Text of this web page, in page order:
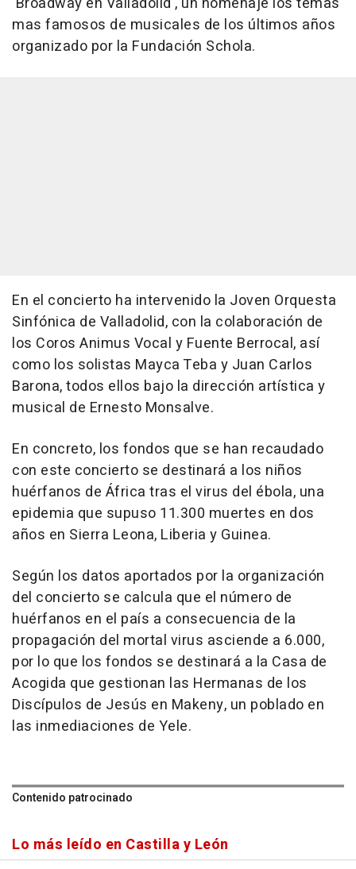
mas famosos de musicales de los últimos años
organizado por la Fundación Schola.
En el concierto ha intervenido la Joven Orquesta
Sinfónica de Valladolid, con la colaboración de
los Coros Animus Vocal y Fuente Berrocal, así
como los solistas Mayca Teba y Juan Carlos
Barona, todos ellos bajo la dirección artística y
musical de Ernesto Monsalve.
En concreto, los fondos que se han recaudado
con este concierto se destinará a los niños
huérfanos de África tras el virus del ébola, una
epidemia que supuso 11.300 muertes en dos
años en Sierra Leona, Liberia y Guinea.
Según los datos aportados por la organización
del concierto se calcula que el número de
huérfanos en el país a consecuencia de la
propagación del mortal virus asciende a 6.000,
por lo que los fondos se destinará a la Casa de
Acogida que gestionan las Hermanas de los
Discípulos de Jesús en Makeny, un poblado en
las inmediaciones de Yele.
Contenido patrocinado
Lo más leído en Castilla y León